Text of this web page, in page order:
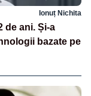
Ionuț Nichita
de ani. Și-a
bazate pe